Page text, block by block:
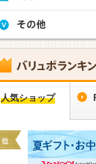
人気ショップ